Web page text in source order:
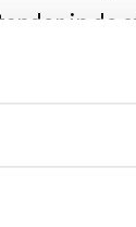
in de
het
partij